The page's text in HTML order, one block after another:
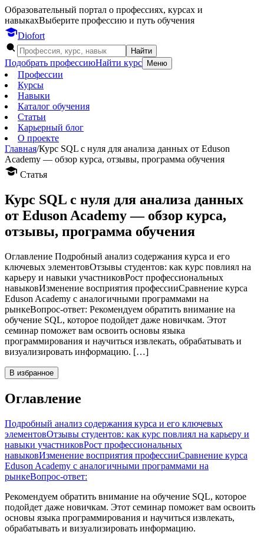
Образовательный портал о профессиях, курсах и
навыкахВыберите профессию и путь обучения
Diofort
Найти
Подобрать профессиюНайти курс Меню
Профессии
Курсы
Навыки
Каталог обучения
Статьи
Карьерный блог
О проекте
Главная/Курс SQL с нуля для анализа данных от Eduson
Academy — обзор курса, отзывы, программа обучения
Статья
Курс SQL с нуля для анализа данных
от Eduson Academy — обзор курса,
отзывы, программа обучения
Оглавление Подробный анализ содержания курса и его
ключевых элементовОтзывы студентов: как курс повлиял на
карьеру и навыки участниковРост профессиональных
навыковИзменение восприятия профессииСравнение курса
Eduson Academy с аналогичными программами на
рынкеВопрос-ответ: Рекомендуем обратить внимание на
обучение SQL, которое подойдет даже новичкам. Этот
семинар поможет вам освоить основы языка
программирования и научиться извлекать, обрабатывать и
визуализировать информацию. […]
В избранное
Оглавление
Подробный анализ содержания курса и его ключевых
элементовОтзывы студентов: как курс повлиял на карьеру и
навыки участниковРост профессиональных
навыковИзменение восприятия профессииСравнение курса
Eduson Academy с аналогичными программами на
рынкеВопрос-ответ:
Рекомендуем обратить внимание на обучение SQL, которое
подойдет даже новичкам. Этот семинар поможет вам освоить
основы языка программирования и научиться извлекать,
обрабатывать и визуализировать информацию.